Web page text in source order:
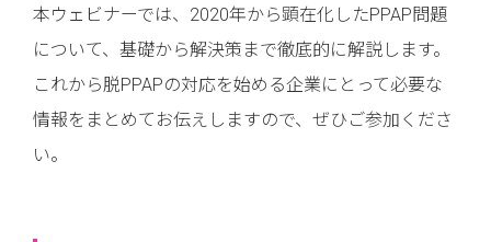
本ウェビナーでは、2020年から顕在化したPPAP問題
について、基礎から解決策まで徹底的に解説します。
これから脱PPAPの対応を始める企業にとって必要な
情報をまとめてお伝えしますので、ぜひご参加くださ
い。